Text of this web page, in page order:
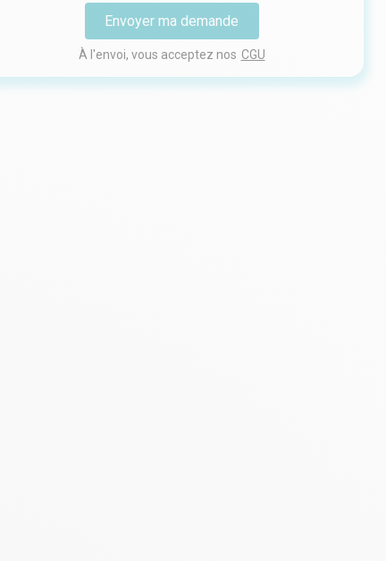
Envoyer ma demande
À l'envoi, vous acceptez nos CGU